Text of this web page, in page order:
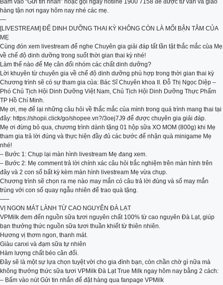
Bấm vào “Gửi tin nhắn” hoặc gọi ngay hotline 1900 7158 để được tư vấn và giao
hàng tận nơi ngay hôm nay nhé các mẹ.
—
[LIVESTREAM] ĐỂ DINH DƯỠNG THAI KỲ KHÔNG CÒN LÀ MỐI BẬN TÂM CỦA
MẸ
Cùng đón xem livestream để nghe Chuyên gia giải đáp tất tần tật thắc mắc của Mẹ
về chế độ dinh dưỡng trong suốt thời gian thai kỳ nhé!
Làm thế nào để Mẹ cân đối nhóm các chất dinh dưỡng?
Lời khuyên từ chuyên gia về chế độ dinh dưỡng phù hợp trong thời gian thai kỳ
Chương trình sẽ có sự tham gia của: Bác Sĩ Chuyên khoa II. Đỗ Thị Ngọc Diệp –
Phó Chủ Tịch Hội Dinh Dưỡng Việt Nam, Chủ Tịch Hội Dinh Dưỡng Thực Phẩm
TP Hồ Chí Minh.
Mẹ ơi, mẹ để lại những câu hỏi về thắc mắc của mình trong quá trình mang thai tại
đây: https://shopii.click/go/shopee.vn?/3oej7J9 để được chuyên gia giải đáp.
Mẹ ơi đừng bỏ qua, chương trình dành tặng 01 hộp sữa XO MOM (800g) khi Mẹ
tham gia trả lời đúng và thực hiện đầy đủ các bước để nhận quà minigame Mẹ
nhé!
– Bước 1: Chụp lại màn hình livestream Mẹ đang xem.
– Bước 2: Mẹ comment trả lời chính xác câu hỏi trắc nghiệm trên màn hình trên
đây và 2 con số bất kỳ kèm màn hình livestream Mẹ vừa chụp.
Chương trình sẽ chọn ra mẹ nào may mắn có câu trả lời đúng và số may mắn
trùng với con số quay ngẫu nhiên để trao quà tặng.
—–
VỊ NGON MÁT LÀNH TỪ CAO NGUYÊN ĐÀ LẠT
VPMilk đem đến nguồn sữa tươi nguyên chất 100% từ cao nguyên Đà Lạt, giúp
bạn thưởng thức nguồn sữa tươi thuần khiết từ thiên nhiên.
Hương vị thơm ngon, thanh mát.
Giàu canxi và đạm sữa tự nhiên
Hàm lượng chất béo cân đối.
Đây sẽ là một sự lựa chọn tuyệt vời cho gia đình bạn, còn chần chờ gì nữa mà
không thưởng thức sữa tươi VPMilk Đà Lạt True Milk ngay hôm nay bằng 2 cách:
– Bấm vào nút Gửi tin nhắn để đặt hàng qua fanpage VPMilk